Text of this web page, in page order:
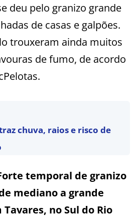
deu pelo granizo grande
de casas e galpões.
trouxeram ainda muitos
de fumo, de acordo
chuva, raios e risco de
temporal de granizo
mediano a grande
no Sul do Rio